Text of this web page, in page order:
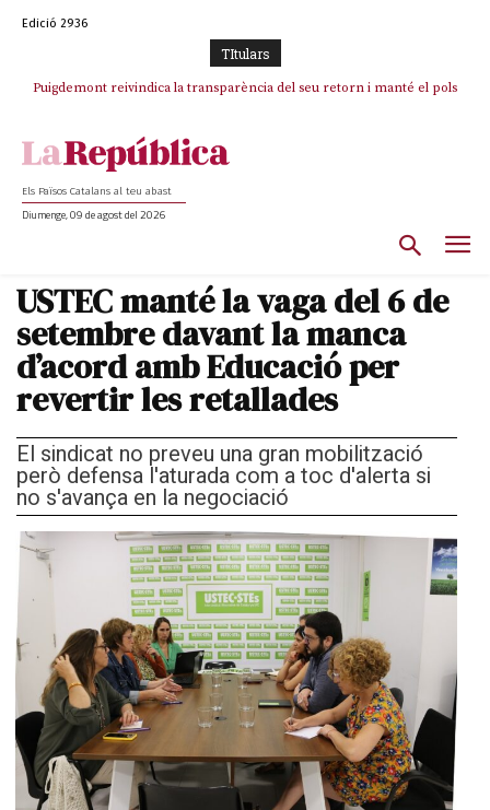
Edició 2936
TItulars
Puigdemont reivindica la transparència del seu retorn i manté el pols
Portugal acusa Espanya de provocar un “efecte crida” massiu per la seva
Els Països Catalans al teu abast
Diumenge, 09 de agost del 2026
USTEC manté la vaga del 6 de
setembre davant la manca
d’acord amb Educació per
revertir les retallades
El sindicat no preveu una gran mobilització
però defensa l'aturada com a toc d'alerta si
no s'avança en la negociació